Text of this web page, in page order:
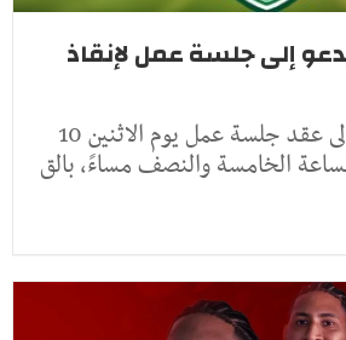
إلى جلسة عمل لإنقاذ
دعا والي القيروان إلى عقد جلسة عمل يوم الاثنين 10